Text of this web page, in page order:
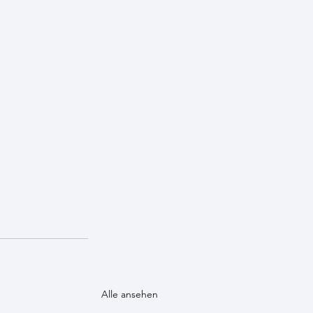
Alle ansehen